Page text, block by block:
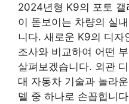
2024년형 K9의 포토 갤
이 돋보이는 차량의 실
니다. 새로운 K9의 디자
조사와 비교하여 어떤
살펴보겠습니다. 외관
대 자동차 기술과 놀라
델 중 하나로 손꼽힙니